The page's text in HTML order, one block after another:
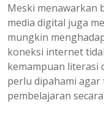
Meski menawarkan
media digital juga
mungkin
koneksi internet
kemampuan literasi
perlu dipahami
pembelajaran